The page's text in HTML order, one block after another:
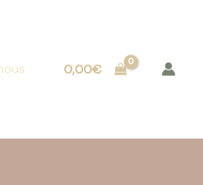
0,00€